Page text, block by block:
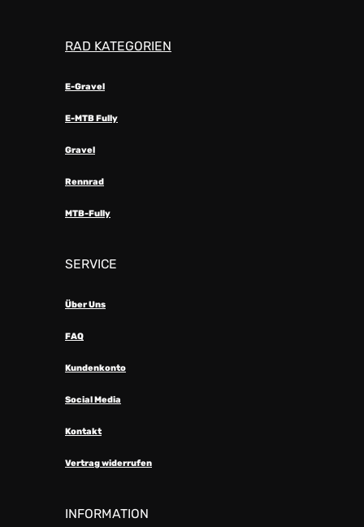
RAD KATEGORIEN
E-Gravel
E-MTB Fully
Gravel
Rennrad
MTB-Fully
SERVICE
Über Uns
FAQ
Kundenkonto
Social Media
Kontakt
Vertrag widerrufen
INFORMATION